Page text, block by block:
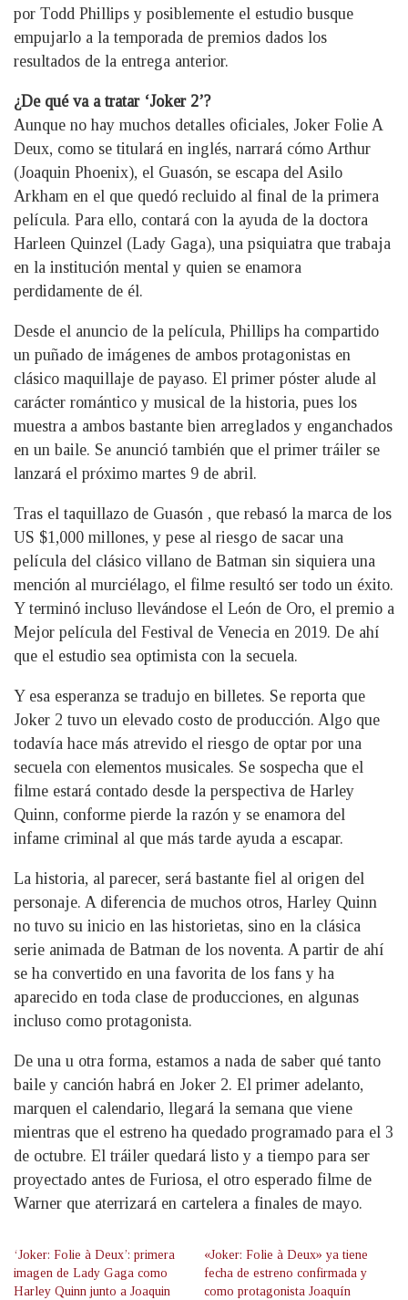
por Todd Phillips y posiblemente el estudio busque
empujarlo a la temporada de premios dados los
resultados de la entrega anterior.
¿De qué va a tratar ‘Joker 2’?
Aunque no hay muchos detalles oficiales, Joker Folie A
Deux, como se titulará en inglés, narrará cómo Arthur
(Joaquin Phoenix), el Guasón, se escapa del Asilo
Arkham en el que quedó recluido al final de la primera
película. Para ello, contará con la ayuda de la doctora
Harleen Quinzel (Lady Gaga), una psiquiatra que trabaja
en la institución mental y quien se enamora
perdidamente de él.
Desde el anuncio de la película, Phillips ha compartido
un puñado de imágenes de ambos protagonistas en
clásico maquillaje de payaso. El primer póster alude al
carácter romántico y musical de la historia, pues los
muestra a ambos bastante bien arreglados y enganchados
en un baile. Se anunció también que el primer tráiler se
lanzará el próximo martes 9 de abril.
Tras el taquillazo de Guasón , que rebasó la marca de los
US $1,000 millones, y pese al riesgo de sacar una
película del clásico villano de Batman sin siquiera una
mención al murciélago, el filme resultó ser todo un éxito.
Y terminó incluso llevándose el León de Oro, el premio a
Mejor película del Festival de Venecia en 2019. De ahí
que el estudio sea optimista con la secuela.
Y esa esperanza se tradujo en billetes. Se reporta que
Joker 2 tuvo un elevado costo de producción. Algo que
todavía hace más atrevido el riesgo de optar por una
secuela con elementos musicales. Se sospecha que el
filme estará contado desde la perspectiva de Harley
Quinn, conforme pierde la razón y se enamora del
infame criminal al que más tarde ayuda a escapar.
La historia, al parecer, será bastante fiel al origen del
personaje. A diferencia de muchos otros, Harley Quinn
no tuvo su inicio en las historietas, sino en la clásica
serie animada de Batman de los noventa. A partir de ahí
se ha convertido en una favorita de los fans y ha
aparecido en toda clase de producciones, en algunas
incluso como protagonista.
De una u otra forma, estamos a nada de saber qué tanto
baile y canción habrá en Joker 2. El primer adelanto,
marquen el calendario, llegará la semana que viene
mientras que el estreno ha quedado programado para el 3
de octubre. El tráiler quedará listo y a tiempo para ser
proyectado antes de Furiosa, el otro esperado filme de
Warner que aterrizará en cartelera a finales de mayo.
‘Joker: Folie à Deux’: primera
imagen de Lady Gaga como
Harley Quinn junto a Joaquin
«Joker: Folie à Deux» ya tiene
fecha de estreno confirmada y
como protagonista Joaquín